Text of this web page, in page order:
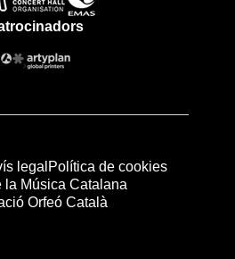
legal Política de cookies
la Música Catalana
Orfeó Català